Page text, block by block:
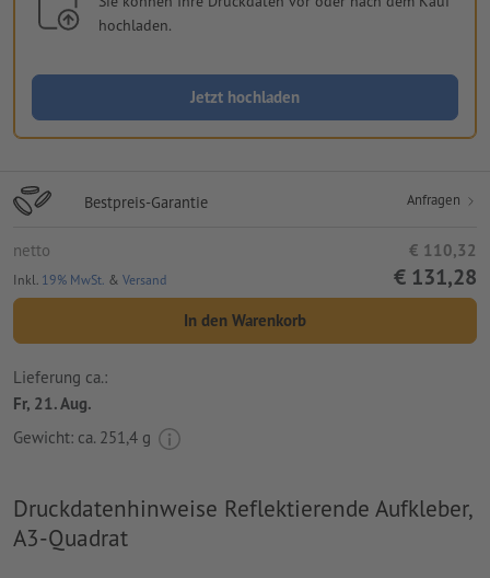
hochladen.
Jetzt hochladen
Bestpreis-Garantie Anfragen
netto € 110,32
Inkl. 19% MwSt. & Versand € 131,28
In den Warenkorb
Lieferung ca.:
Fr, 21. Aug.
Gewicht: ca. 251,4 g
Druckdatenhinweise Reflektierende Aufkleber,
A3-Quadrat